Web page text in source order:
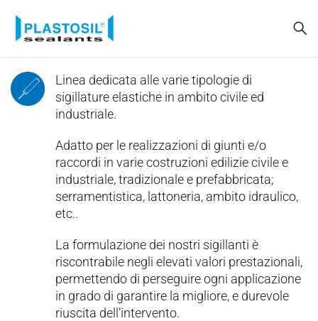
Linea dedicata alle varie tipologie di
sigillature elastiche in ambito civile ed
industriale.
Adatto per le realizzazioni di giunti e/o
raccordi in varie costruzioni edilizie civile e
industriale, tradizionale e prefabbricata;
serramentistica, lattoneria, ambito idraulico,
etc..
La formulazione dei nostri sigillanti è
riscontrabile negli elevati valori prestazionali,
permettendo di perseguire ogni applicazione
in grado di garantire la migliore, e durevole
riuscita dell’intervento.